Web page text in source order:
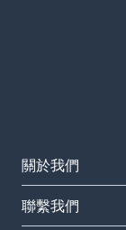
關於我們
聯繫我們